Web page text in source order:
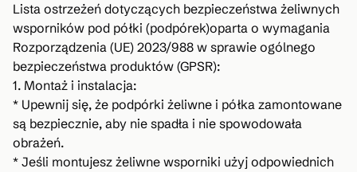
Lista ostrzeżeń dotyczących bezpieczeństwa żeliwnych
wsporników pod półki (podpórek)oparta o wymagania
Rozporządzenia (UE) 2023/988 w sprawie ogólnego
bezpieczeństwa produktów (GPSR):
1. Montaż i instalacja:
* Upewnij się, że podpórki żeliwne i półka zamontowane
są bezpiecznie, aby nie spadła i nie spowodowała
obrażeń.
* Jeśli montujesz żeliwne wsporniki użyj odpowiednich